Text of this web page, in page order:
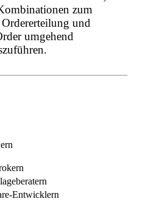
zum
und
umgehend
Entwicklern